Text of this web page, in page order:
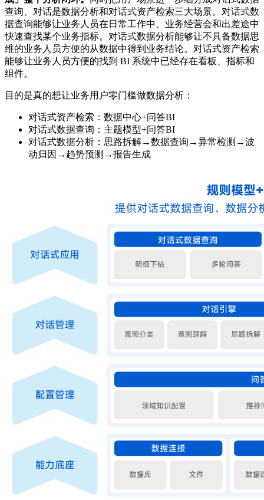
查询、对话是数据分析和对话式资产检索三大场景。对话式数
据查询能够让业务人员在日常工作中、业务经营会和出差途中
快速查找某个业务指标。对话式数据分析能够让不具备数据思
维的业务人员方便的从数据中得到业务结论。对话式资产检索
能够让业务人员方便的找到 BI 系统中已经存在看板、指标和
组件。
目的是真的想让业务用户零门槛做数据分析：
对话式资产检索：数据中心+问答BI
对话式数据查询：主题模型+问答BI
对话式数据分析：思路拆解→数据查询→异常检测→波
动归因→趋势预测→报告生成